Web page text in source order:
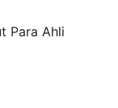
Para Ahli